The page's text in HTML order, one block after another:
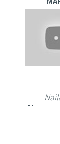
Mon